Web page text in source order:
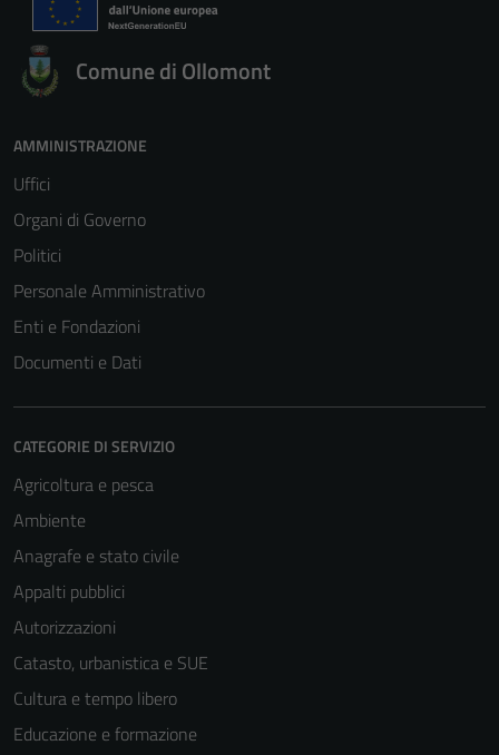
Comune di Ollomont
AMMINISTRAZIONE
Uffici
Organi di Governo
Politici
Personale Amministrativo
Enti e Fondazioni
Documenti e Dati
CATEGORIE DI SERVIZIO
Agricoltura e pesca
Ambiente
Anagrafe e stato civile
Appalti pubblici
Autorizzazioni
Catasto, urbanistica e SUE
Cultura e tempo libero
Educazione e formazione